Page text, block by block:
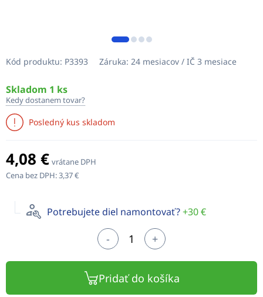
Kód produktu: P3393 Záruka: 24 mesiacov / IČ 3 mesiace
Skladom 1 ks
Kedy dostanem tovar?
Posledný kus skladom
4,08 € vrátane DPH
Cena bez DPH:3,37 €
Potrebujete diel namontovať?+30 €
- +
Pridať do košíka